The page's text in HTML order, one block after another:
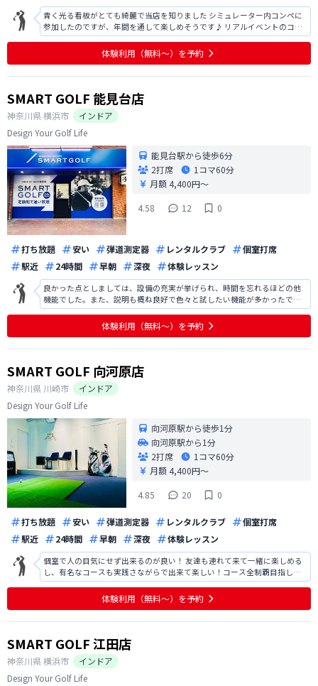
青く光る看板がとても綺麗で当店を知りました シミュレーター内コンペに
参加したのですが、年間を通して楽しめそうです♪ リアルイベントのコン
ペにも行ってみたいです！
体験利用（無料〜）を予約
SMART GOLF 能見台店
神奈川県横浜市
インドア
Design Your Golf Life
能見台駅から徒歩6分
2打席
1コマ60分
月額 4,400円〜
4.58
12 0
打ち放題 安い 弾道測定器 レンタルクラブ
個室打席
駅近
24時間 早朝 深夜 体験レッスン
良かった点としましては、設備の充実が挙げられ、時間を忘れるほどの他
機能でした。また、説明も概ね良好で色々と試したい機能が多かったで
す。改善点としましては、駐車場の案内があればよかったです。また、地域
柄かもしれませんが、入会人数の割に夜の時間帯での予約が取りにくく、
練習を行いたい時間帯に予約が取りにく
体験利用（無料〜）を予約
SMART GOLF 向河原店
神奈川県 川崎市
インドア
Design Your Golf Life
向河原駅から徒歩1分
向河原駅から1分
2打席
1コマ60分
月額 4,400円〜
4.85
20 0
打ち放題 安い 弾道測定器 レンタルクラブ
個室打席
駅近
24時間 早朝 深夜 体験レッスン
個室で人の目気にせず出来るのが良い！ 友達も連れて来て一緒に楽しめる
し、有名なコースも実践さながらで出来て楽しい！コース全制覇目指しま
す💪
体験利用（無料〜）を予約
SMART GOLF 江田店
神奈川県横浜市
インドア
Design Your Golf Life